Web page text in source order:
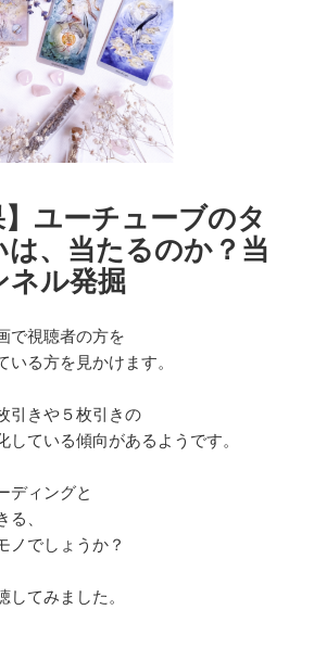
】ユーチューブのタ
は、当たるのか？当
ネル発掘
で視聴者の方を
る方を見かけます。
引きや５枚引きの
している傾向があるようです。
ディングと
、
ノでしょうか？
てみました。